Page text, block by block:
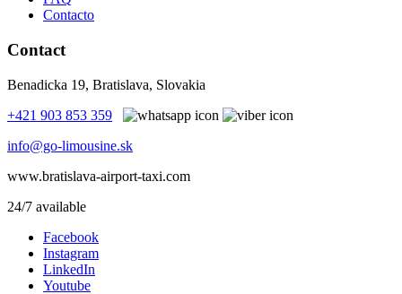
Contacto
Contact
Benadicka 19, Bratislava, Slovakia
+421 903 853 359
info@go-limousine.sk
www.bratislava-airport-taxi.com
24/7 available
Facebook
Instagram
LinkedIn
Youtube